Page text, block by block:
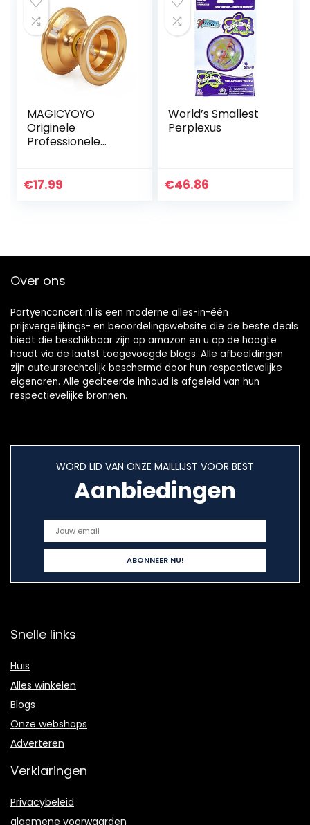
MAGICYOYO
Originele
Professionele
Geavanceerde
€17.99
World’s Smallest
Perplexus
€46.86
Over ons
Partyenconcert.nl is een moderne alles-in-één
prijsvergelijkings- en beoordelingswebsite die de beste deals
biedt die beschikbaar zijn op amazon en u op de hoogte
houdt via de laatst toegevoegde blogs. Alle afbeeldingen
zijn auteursrechtelijk beschermd door hun respectievelijke
eigenaren. Alle geciteerde inhoud is afgeleid van hun
respectievelijke bronnen.
WORD LID VAN ONZE MAILLIJST VOOR BEST
Aanbiedingen
Snelle links
Huis
Alles winkelen
Blogs
Onze webshops
Adverteren
Verklaringen
Privacybeleid
algemene voorwaarden